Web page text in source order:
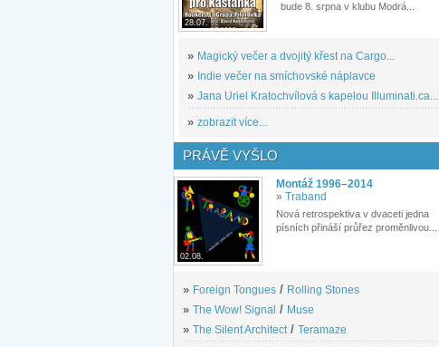
28.07.
bude 8. srpna v klubu Modrá...
» Magický večer a dvojitý křest na Cargo...
» Indie večer na smíchovské náplavce
» Jana Uriel Kratochvílová s kapelou Illuminati.ca...
» zobrazit více...
PRÁVĚ VYŠLO
02.08.
Montáž 1996–2014
» Traband
Nová retrospektiva v dvaceti jedna
písních přináší průřez proměnlivou...
» Foreign Tongues / Rolling Stones
» The Wow! Signal / Muse
» The Silent Architect / Teramaze